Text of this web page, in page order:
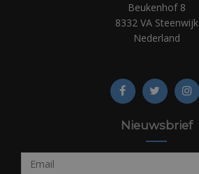
Beukenhof 8
8332 VA Steenwijk
Nederland
Nieuwsbrief